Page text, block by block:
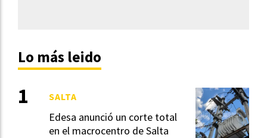
Lo más leido
Edesa anunció un corte total
en el macrocentro de Salta
SALTA